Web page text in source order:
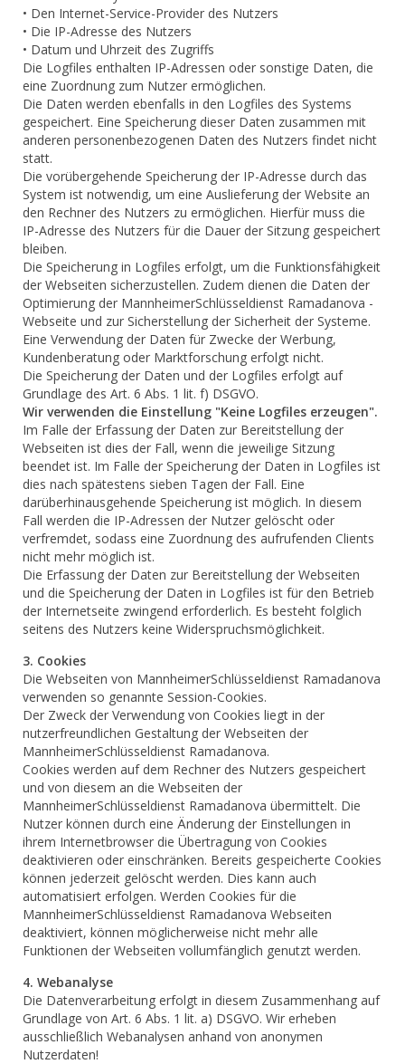
• Den Internet-Service-Provider des Nutzers
• Die IP-Adresse des Nutzers
• Datum und Uhrzeit des Zugriffs
Die Logfiles enthalten IP-Adressen oder sonstige Daten, die
eine Zuordnung zum Nutzer ermöglichen.
Die Daten werden ebenfalls in den Logfiles des Systems
gespeichert. Eine Speicherung dieser Daten zusammen mit
anderen personenbezogenen Daten des Nutzers findet nicht
statt.
Die vorübergehende Speicherung der IP-Adresse durch das
System ist notwendig, um eine Auslieferung der Website an
den Rechner des Nutzers zu ermöglichen. Hierfür muss die
IP-Adresse des Nutzers für die Dauer der Sitzung gespeichert
bleiben.
Die Speicherung in Logfiles erfolgt, um die Funktionsfähigkeit
der Webseiten sicherzustellen. Zudem dienen die Daten der
Optimierung der MannheimerSchlüsseldienst Ramadanova -
Webseite und zur Sicherstellung der Sicherheit der Systeme.
Eine Verwendung der Daten für Zwecke der Werbung,
Kundenberatung oder Marktforschung erfolgt nicht.
Die Speicherung der Daten und der Logfiles erfolgt auf
Grundlage des Art. 6 Abs. 1 lit. f) DSGVO.
Wir verwenden die Einstellung "Keine Logfiles erzeugen".
Im Falle der Erfassung der Daten zur Bereitstellung der
Webseiten ist dies der Fall, wenn die jeweilige Sitzung
beendet ist. Im Falle der Speicherung der Daten in Logfiles ist
dies nach spätestens sieben Tagen der Fall. Eine
darüberhinausgehende Speicherung ist möglich. In diesem
Fall werden die IP-Adressen der Nutzer gelöscht oder
verfremdet, sodass eine Zuordnung des aufrufenden Clients
nicht mehr möglich ist.
Die Erfassung der Daten zur Bereitstellung der Webseiten
und die Speicherung der Daten in Logfiles ist für den Betrieb
der Internetseite zwingend erforderlich. Es besteht folglich
seitens des Nutzers keine Widerspruchsmöglichkeit.
3. Cookies
Die Webseiten von MannheimerSchlüsseldienst Ramadanova
verwenden so genannte Session-Cookies.
Der Zweck der Verwendung von Cookies liegt in der
nutzerfreundlichen Gestaltung der Webseiten der
MannheimerSchlüsseldienst Ramadanova.
Cookies werden auf dem Rechner des Nutzers gespeichert
und von diesem an die Webseiten der
MannheimerSchlüsseldienst Ramadanova übermittelt. Die
Nutzer können durch eine Änderung der Einstellungen in
ihrem Internetbrowser die Übertragung von Cookies
deaktivieren oder einschränken. Bereits gespeicherte Cookies
können jederzeit gelöscht werden. Dies kann auch
automatisiert erfolgen. Werden Cookies für die
MannheimerSchlüsseldienst Ramadanova Webseiten
deaktiviert, können möglicherweise nicht mehr alle
Funktionen der Webseiten vollumfänglich genutzt werden.
4. Webanalyse
Die Datenverarbeitung erfolgt in diesem Zusammenhang auf
Grundlage von Art. 6 Abs. 1 lit. a) DSGVO. Wir erheben
ausschließlich Webanalysen anhand von anonymen
Nutzerdaten!